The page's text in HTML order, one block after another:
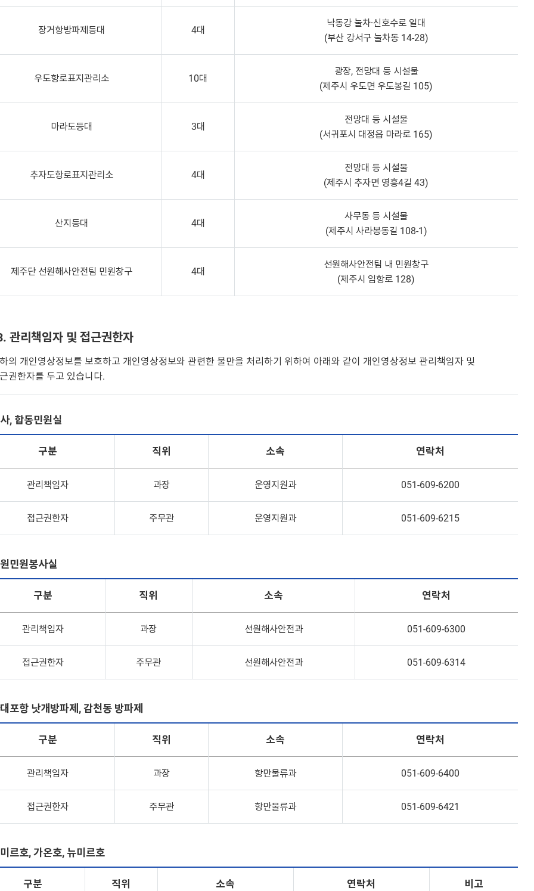
장거항방파제등대 4대
낙동강 눌차·신호수로 일대
(부산 강서구 눌차동 14-28)
우도항로표지관리소 10대
광장, 전망대 등 시설물
(제주시 우도면 우도봉길 105)
마라도등대 3대
전망대 등 시설물
(서귀포시 대정읍 마라로 165)
추자도항로표지관리소 4대
전망대 등 시설물
(제주시 추자면 영흥4길 43)
산지등대 4대
사무동 등 시설물
(제주시 사라봉동길 108-1)
제주단 선원해사안전팀 민원창구 4대
선원해사안전팀 내 민원창구
(제주시 임항로 128)
관리책임자 및 접근권한자
의 개인영상정보를 보호하고 개인영상정보와 관련한 불만을 처리하기 위하여 아래와 같이 개인영상정보 관리책임자 및
권한자를 두고 있습니다.
, 합동민원실
구분 직위 소속 연락처
관리책임자 과장 운영지원과 051-609-6200
접근권한자 주무관 운영지원과 051-609-6215
민원봉사실
구분 직위 소속 연락처
관리책임자 과장 선원해사안전과 051-609-6300
접근권한자 주무관 선원해사안전과 051-609-6314
포항 낫개방파제, 감천동 방파제
구분 직위 소속 연락처
관리책임자 과장 항만물류과 051-609-6400
접근권한자 주무관 항만물류과 051-609-6421
르호, 가온호, 뉴미르호
구분 직위 소속 연락처 비고